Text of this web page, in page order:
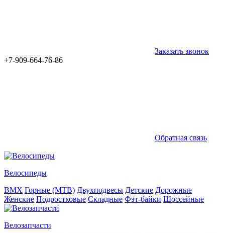
Заказать звонок
+7-909-664-76-86
Обратная связь
Велосипеды
BMX Горные (MTB) Двухподвесы Детские Дорожные
Женские Подростковые Складные Фэт-байки Шоссейные
Велозапчасти